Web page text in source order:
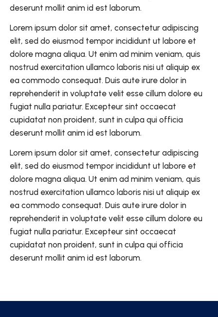
deserunt mollit anim id est laborum.
Lorem ipsum dolor sit amet, consectetur adipiscing
elit, sed do eiusmod tempor incididunt ut labore et
dolore magna aliqua. Ut enim ad minim veniam, quis
nostrud exercitation ullamco laboris nisi ut aliquip ex
ea commodo consequat. Duis aute irure dolor in
reprehenderit in voluptate velit esse cillum dolore eu
fugiat nulla pariatur. Excepteur sint occaecat
cupidatat non proident, sunt in culpa qui officia
deserunt mollit anim id est laborum.
Lorem ipsum dolor sit amet, consectetur adipiscing
elit, sed do eiusmod tempor incididunt ut labore et
dolore magna aliqua. Ut enim ad minim veniam, quis
nostrud exercitation ullamco laboris nisi ut aliquip ex
ea commodo consequat. Duis aute irure dolor in
reprehenderit in voluptate velit esse cillum dolore eu
fugiat nulla pariatur. Excepteur sint occaecat
cupidatat non proident, sunt in culpa qui officia
deserunt mollit anim id est laborum.